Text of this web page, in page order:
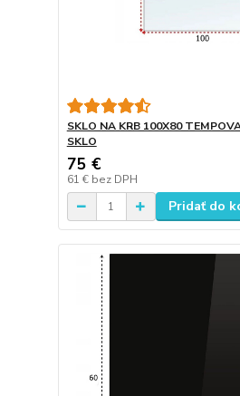
SKLO NA KRB 100X80
SKLO
75 €
61 € bez DPH
Pridať do